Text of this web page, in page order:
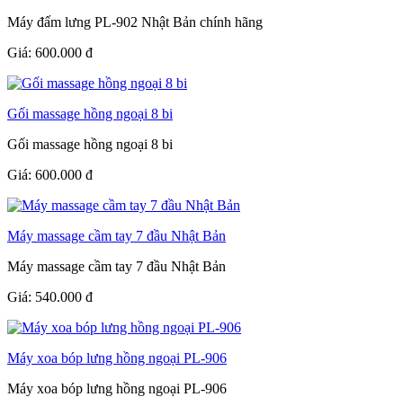
Máy đấm lưng PL-902 Nhật Bản chính hãng
Giá: 600.000 đ
Gối massage hồng ngoại 8 bi
Gối massage hồng ngoại 8 bi
Giá: 600.000 đ
Máy massage cầm tay 7 đầu Nhật Bản
Máy massage cầm tay 7 đầu Nhật Bản
Giá: 540.000 đ
Máy xoa bóp lưng hồng ngoại PL-906
Máy xoa bóp lưng hồng ngoại PL-906